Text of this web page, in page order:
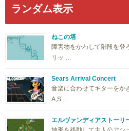
ランダム表示
ねこの塔
障害物をかわして階段を登
リッ …
Sears Arrival Concert
音楽に合わせてギターをか
A,S …
エルヴァンディアストー